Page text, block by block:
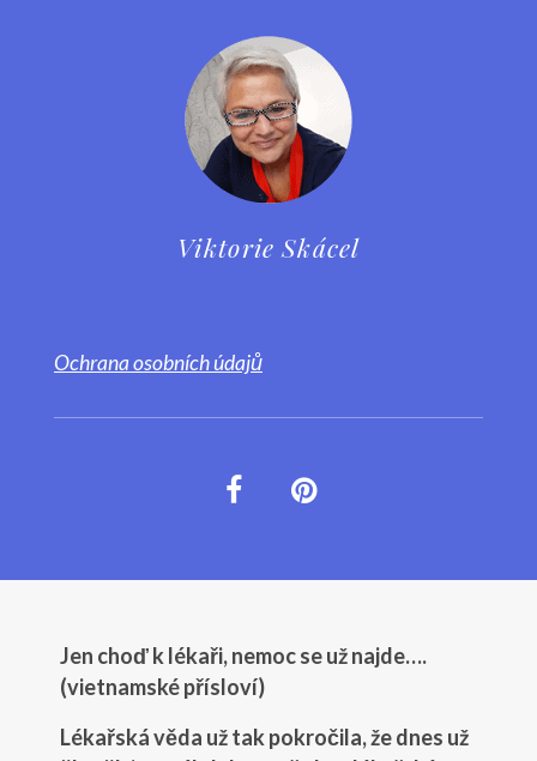
Viktorie Skácel
Ochrana osobních údajů
Jen choď k lékaři, nemoc se už najde….
(vietnamské přísloví)
Lékařská věda už tak pokročila, že dnes už